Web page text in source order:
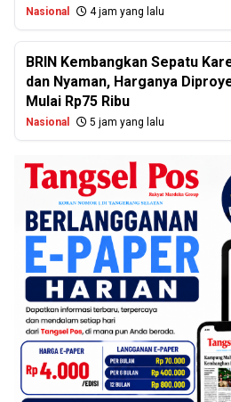
Nasional 4 jam yang lalu
BRIN Kembangkan Sepatu
dan Nyaman, Harganya
Mulai Rp75 Ribu
Nasional 5 jam yang lalu